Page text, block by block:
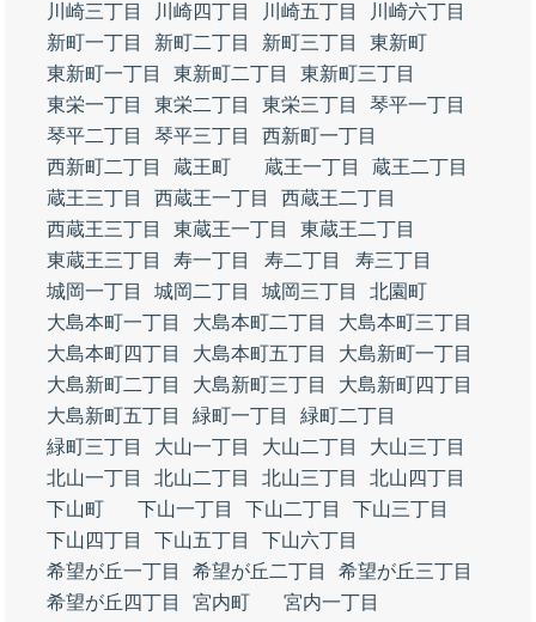
川崎三丁目
川崎四丁目 川崎五丁目
川崎六丁目
新町一丁目
新町二丁目 新町三丁目
東新町
東新町一丁目
東新町二丁目
東新町三丁目
東栄一丁目
東栄二丁目 東栄三丁目
琴平一丁目
琴平二丁目
琴平三丁目
西新町一丁目
西新町二丁目
蔵王町 蔵王一丁目
蔵王二丁目
蔵王三丁目
西蔵王一丁目
西蔵王二丁目
西蔵王三丁目
東蔵王一丁目
東蔵王二丁目
東蔵王三丁目
寿一丁目 寿二丁目
寿三丁目
城岡一丁目
城岡二丁目 城岡三丁目
北園町
大島本町一丁目
大島本町二丁目
大島本町三丁目
大島本町四丁目
大島本町五丁目
大島新町一丁目
大島新町二丁目
大島新町三丁目
大島新町四丁目
大島新町五丁目
緑町一丁目
緑町二丁目
緑町三丁目
大山一丁目 大山二丁目
大山三丁目
北山一丁目
北山二丁目 北山三丁目
北山四丁目
下山町
下山一丁目 下山二丁目
下山三丁目
下山四丁目
下山五丁目
下山六丁目
希望が丘一丁目
希望が丘二丁目
希望が丘三丁目
希望が丘四丁目
宮内町
宮内一丁目